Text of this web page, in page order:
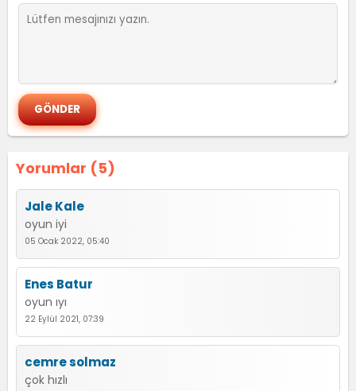
Yorumlar (5)
Jale Kale
oyun iyi
05 Ocak 2022, 05:40
Enes Batur
oyun ıyı
22 Eylül 2021, 07:39
cemre solmaz
çok hızlı